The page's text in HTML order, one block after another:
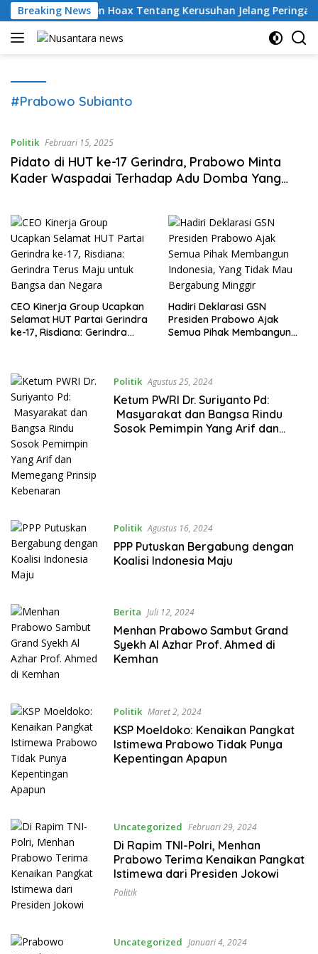
Langsung
ke
konten
Breaking News
Konten Hoax Tentang Kerusuhan Jelang Peringatan 17
#Prabowo Subianto
Politik Februari 15, 2025
Pidato di HUT ke-17 Gerindra, Prabowo Minta
Kader Waspadai Terhadap Adu Domba Yang
CEO Kinerja Group Ucapkan
Selamat HUT Partai Gerindra
ke-17, Risdiana: Gerindra
Hadiri Deklarasi GSN
Presiden Prabowo Ajak
Semua Pihak Membangun
Politik Agustus 25, 2024
Ketum PWRI Dr. Suriyanto Pd:
Masyarakat dan Bangsa Rindu
Sosok Pemimpin Yang Arif dan
Politik Agustus 16, 2024
PPP Putuskan Bergabung dengan
Koalisi Indonesia Maju
Berita Juli 12, 2024
Menhan Prabowo Sambut Grand
Syekh Al Azhar Prof. Ahmed di
Kemhan
Politik Maret 2, 2024
KSP Moeldoko: Kenaikan Pangkat
Istimewa Prabowo Tidak Punya
Kepentingan Apapun
Uncategorized Februari 29, 2024
Di Rapim TNI-Polri, Menhan
Prabowo Terima Kenaikan Pangkat
Istimewa dari Presiden Jokowi
Politik
Uncategorized Januari 4, 2024